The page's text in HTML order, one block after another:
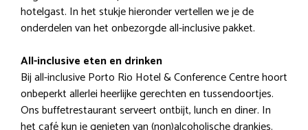
hotelgast. In het stukje hieronder vertellen we je de
onderdelen van het onbezorgde all-inclusive pakket.
All-inclusive eten en drinken
Bij all-inclusive Porto Rio Hotel & Conference Centre hoort
onbeperkt allerlei heerlijke gerechten en tussendoortjes.
Ons buffetrestaurant serveert ontbijt, lunch en diner. In